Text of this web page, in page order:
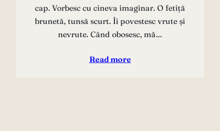
cap. Vorbesc cu cineva imaginar. O fetiță
brunetă, tunsă scurt. Îi povestesc vrute și
nevrute. Când obosesc, mă…
Read more